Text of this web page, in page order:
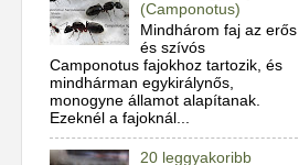
(Camponotus)
Mindhárom faj az erős
és szívós
Camponotus fajokhoz tartozik, és
mindhárman egykirálynős,
monogyne államot alapítanak.
Ezeknél a fajoknál...
20 leggyakoribb